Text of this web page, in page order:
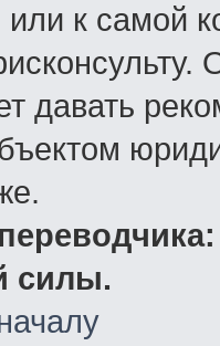
к самой
давать
силы.